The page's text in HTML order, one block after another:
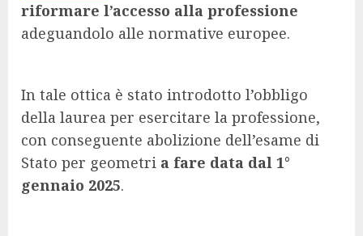
riformare l’accesso alla professione
adeguandolo alle normative europee.
In tale ottica è stato introdotto l’obbligo
della laurea per esercitare la professione,
con conseguente abolizione dell’esame di
Stato per geometri a fare data dal 1°
gennaio 2025.